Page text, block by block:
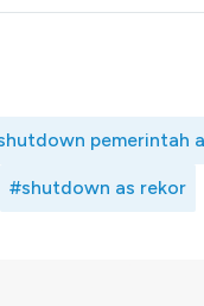
pemerintah
#shutdown as rekor